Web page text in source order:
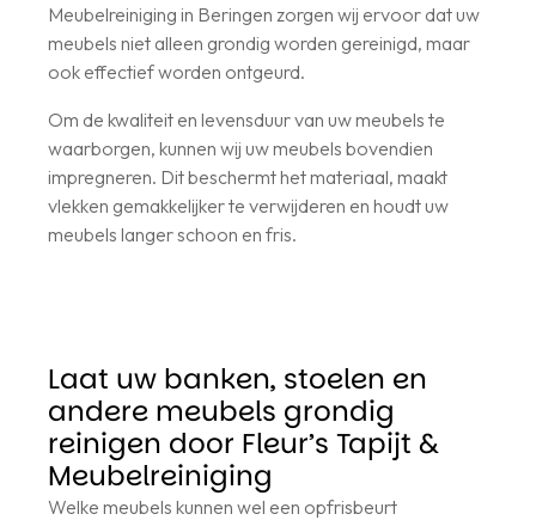
Meubelreiniging in Beringen zorgen wij ervoor dat uw
meubels niet alleen grondig worden gereinigd, maar
ook effectief worden ontgeurd.
Om de kwaliteit en levensduur van uw meubels te
waarborgen, kunnen wij uw meubels bovendien
impregneren. Dit beschermt het materiaal, maakt
vlekken gemakkelijker te verwijderen en houdt uw
meubels langer schoon en fris.
Laat uw banken, stoelen en
andere meubels grondig
reinigen door Fleur’s Tapijt &
Meubelreiniging
Welke meubels kunnen wel een opfrisbeurt